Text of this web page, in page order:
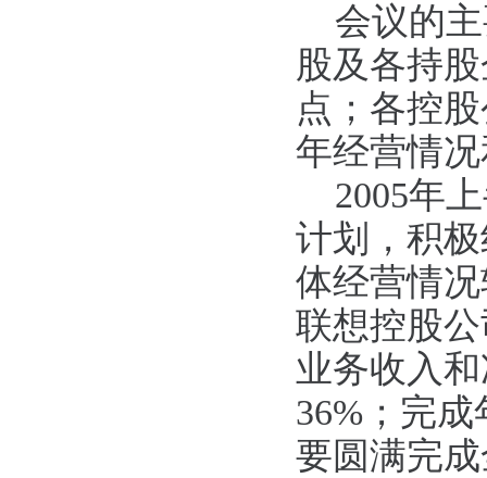
会议的主
股及各持
点；各控
年经营情
2005年上
计划，积
体经营情
联想控股
业务收入
36%；完
要圆满完